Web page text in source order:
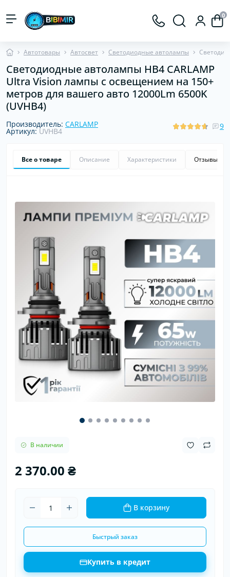
0
Автотовары Автосвет Светодиодные автолампы
Светодиодные автолампы HB4 CARLAMP
Ultra Vision лампы с освещением на 150+
метров для вашего авто 12000Lm 6500K
(UVHB4)
Производитель: CARLAMP
Артикул: UVHB4
9
Все о товаре Описание Характеристики Отзывы
В наличии
2 370.00 ₴
В корзину
Быстрый заказ
Купить в кредит